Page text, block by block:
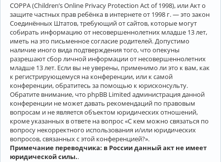
COPPA (Children’s Online Privacy Protection Act of 1998), или Акт о
защите частных прав ребёнка в интернете от 1998 г. — это закон
Соединённых Штатов, требующий от сайтов, которые могут
собирать информацию от несовершеннолетних младше 13 лет,
иметь на это письменное согласие родителей. Допустимо
наличие иного вида подтверждения того, что опекуны
разрешают сбор личной информации от несовершеннолетних
младше 13 лет. Если вы не уверены, применимо ли это к вам, как
к регистрирующемуся на конференции, или к самой
конференции, обратитесь за помощью к юрисконсульту.
Обратите внимание, что phpBB Limited администрация данной
конференции не может давать рекомендаций по правовым
вопросам и не является объектом юридических отношений,
кроме указанных в ответе на вопрос «С кем можно связаться по
вопросу некорректного использования и/или юридических
вопросов, связанных с этой конференцией?».
Примечание переводчика: в России данный акт не имеет
юридической силы..